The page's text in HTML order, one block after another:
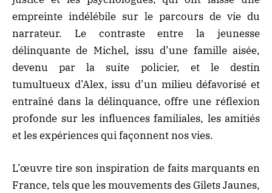
empreinte indélébile sur le parcours de vie du
narrateur. Le contraste entre la jeunesse
délinquante de Michel, issu d’une famille aisée,
devenu par la suite policier, et le destin
tumultueux d’Alex, issu d’un milieu défavorisé et
entraîné dans la délinquance, offre une réflexion
profonde sur les influences familiales, les amitiés
et les expériences qui façonnent nos vies.
L’œuvre tire son inspiration de faits marquants en
France, tels que les mouvements des Gilets Jaunes,